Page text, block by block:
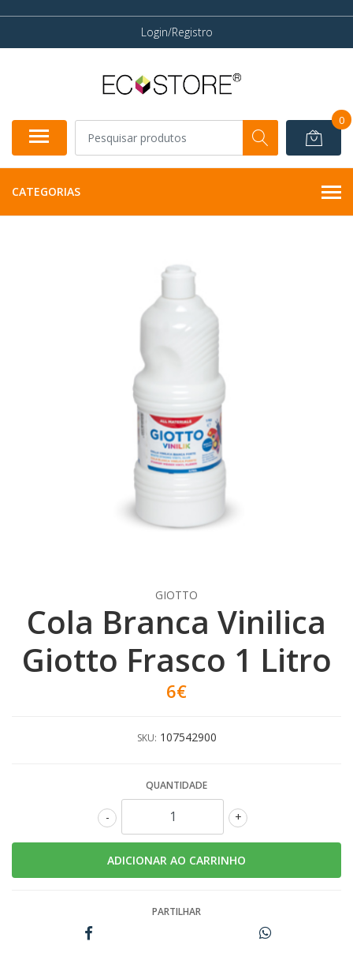
Login/Registro
0
CATEGORIAS
GIOTTO
Cola Branca Vinilica
Giotto Frasco 1 Litro
6€
SKU: 107542900
QUANTIDADE
+
-
PARTILHAR